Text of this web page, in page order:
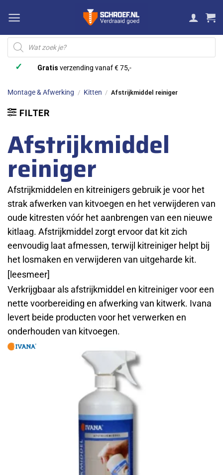
naar
inhoud
Producten
zoeken
✓ Gratis verzending vanaf € 75,-
Montage & Afwerking / Kitten / Afstrijkmiddel reiniger
FILTER
Afstrijkmiddel
reiniger
Afstrijkmiddelen en kitreinigers gebruik je voor het
strak afwerken van kitvoegen en het verwijderen van
oude kitresten vóór het aanbrengen van een nieuwe
kitlaag. Afstrijkmiddel zorgt ervoor dat kit zich
eenvoudig laat afmessen, terwijl kitreiniger helpt bij
het losmaken en verwijderen van uitgeharde kit.
[leesmeer]
Verkrijgbaar als afstrijkmiddel en kitreiniger voor een
nette voorbereiding en afwerking van kitwerk. Ivana
levert beide producten voor het verwerken en
onderhouden van kitvoegen.